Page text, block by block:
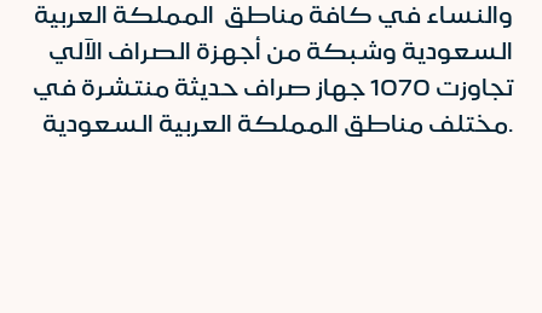
والنساء في كافة مناطق المملكة العربية
السعودية وشبكة من أجهزة الصراف الآلي
تجاوزت 1070 جهاز صراف حديثة منتشرة في
مختلف مناطق المملكة العربية السعودية.